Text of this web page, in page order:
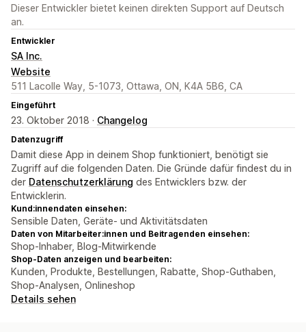
Dieser Entwickler bietet keinen direkten Support auf Deutsch
an.
Entwickler
SA Inc.
Website
511 Lacolle Way, 5-1073, Ottawa, ON, K4A 5B6, CA
Eingeführt
23. Oktober 2018 · Changelog
Datenzugriff
Damit diese App in deinem Shop funktioniert, benötigt sie
Zugriff auf die folgenden Daten. Die Gründe dafür findest du in
der Datenschutzerklärung des Entwicklers bzw. der
Entwicklerin.
Kund:innendaten einsehen:
Sensible Daten, Geräte- und Aktivitätsdaten
Daten von Mitarbeiter:innen und Beitragenden einsehen:
Shop-Inhaber, Blog-Mitwirkende
Shop-Daten anzeigen und bearbeiten:
Kunden, Produkte, Bestellungen, Rabatte, Shop-Guthaben,
Shop-Analysen, Onlineshop
Details sehen